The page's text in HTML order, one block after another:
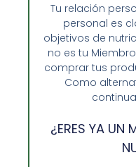
Opiniones de Clientes
Sobre Nosotros y
Ventajas de Comprar
GUIA RAPIDA Y
Tu relación
personal es
objetivos de
no es tu
comprar tus
Como
¿ERES YA UN